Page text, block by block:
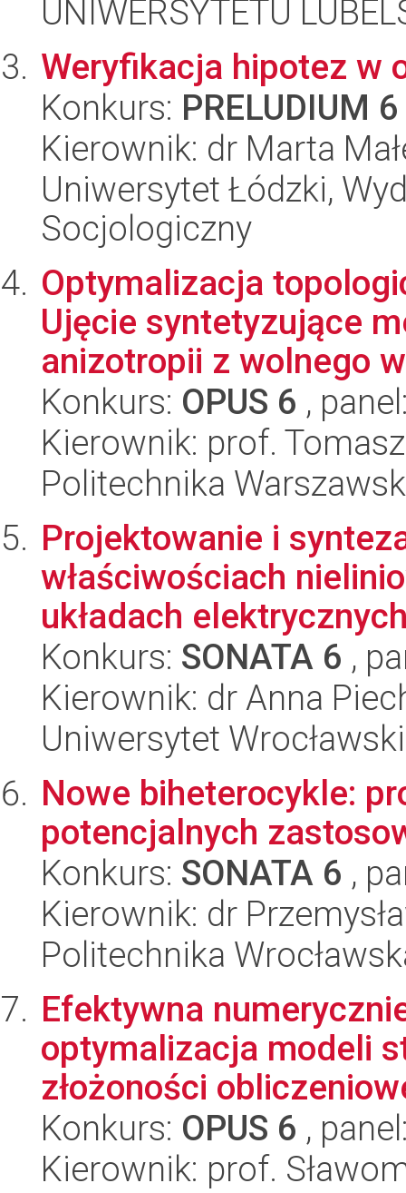
UNIWERSYTETU
Weryfikacja hipotez w
Konkurs: PRELUDIUM 6
Kierownik: dr Marta
Uniwersytet Łódzki,
Socjologiczny
Optymalizacja
Ujęcie syntetyzujące
anizotropii z wolnego
Konkurs: OPUS 6 ,
Kierownik: prof.
Politechnika
Projektowanie i
właściwościach
układach
Konkurs: SONATA 6 ,
Kierownik: dr Anna
Uniwersytet
Nowe biheterocykle:
potencjalnych
Konkurs: SONATA 6 ,
Kierownik: dr
Politechnika
Efektywna
optymalizacja modeli
złożoności
Konkurs: OPUS 6 ,
Kierownik: prof.